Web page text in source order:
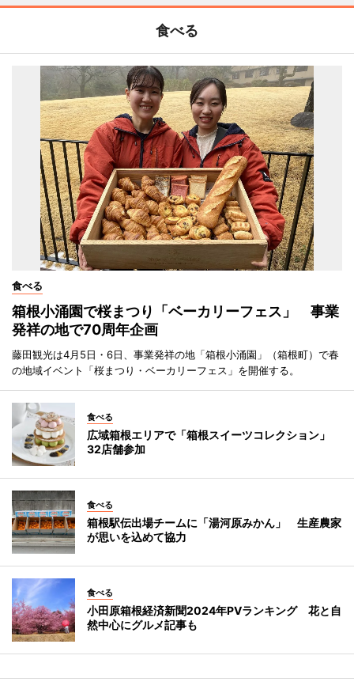
食べる
食べる
箱根小涌園で桜まつり「ベーカリーフェス」 事業
発祥の地で70周年企画
藤田観光は4月5日・6日、事業発祥の地「箱根小涌園」（箱根町）で春
の地域イベント「桜まつり・ベーカリーフェス」を開催する。
食べる
広域箱根エリアで「箱根スイーツコレクション」
32店舗参加
食べる
箱根駅伝出場チームに「湯河原みかん」 生産農家
が思いを込めて協力
食べる
小田原箱根経済新聞2024年PVランキング 花と自
然中心にグルメ記事も